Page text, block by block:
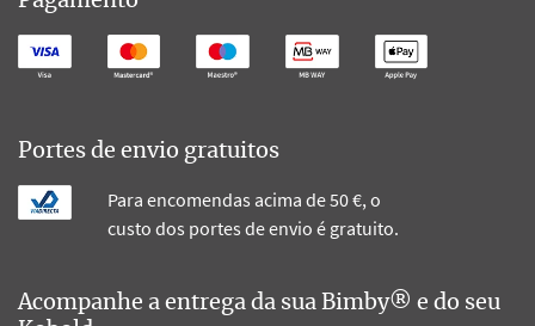
Portes de envio gratuitos
Para encomendas acima de 50 €, o
custo dos portes de envio é gratuito.
Acompanhe a entrega da sua Bimby® e do seu